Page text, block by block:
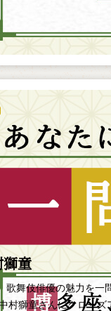
童
歌舞伎俳優の魅力を一
村獅童さんにクローズ